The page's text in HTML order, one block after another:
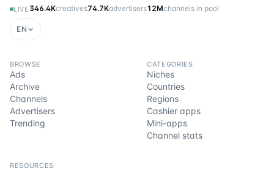
LIVE 346.4Kcreatives74.7Kadvertisers12Mchannels in pool
EN
BROWSE
Ads
Archive
Channels
Advertisers
Trending
CATEGORIES
Niches
Countries
Regions
Cashier apps
Mini-apps
Channel stats
RESOURCES